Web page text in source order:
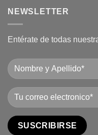
NEWSLETTER
Entérate de todas